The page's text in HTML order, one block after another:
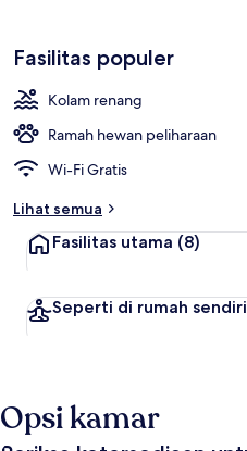
Fasilitas populer
Kolam renang
Ramah hewan peliharaan
Wi-Fi Gratis
Lihat semua
Fasilitas utama (8)
Seperti di rumah sendiri
Opsi kamar